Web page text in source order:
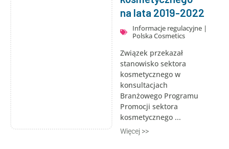
na lata 2019-2022
Informacje regulacyjne|
Polska Cosmetics
Związek przekazał
stanowisko sektora
kosmetycznego w
konsultacjach
Branżowego Programu
Promocji sektora
kosmetycznego ...
Więcej >>